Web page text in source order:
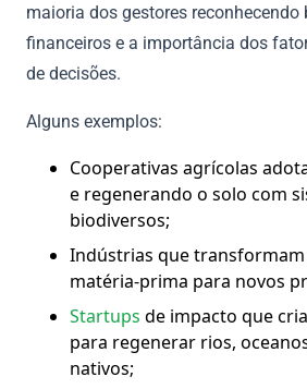
maioria dos gestores reconhecendo
financeiros e a importância dos
de decisões.
Alguns exemplos:
Cooperativas agrícolas
e regenerando o solo com
biodiversos;
Indústrias que
matéria-prima para novos
Startups de impacto que
para regenerar rios,
nativos;